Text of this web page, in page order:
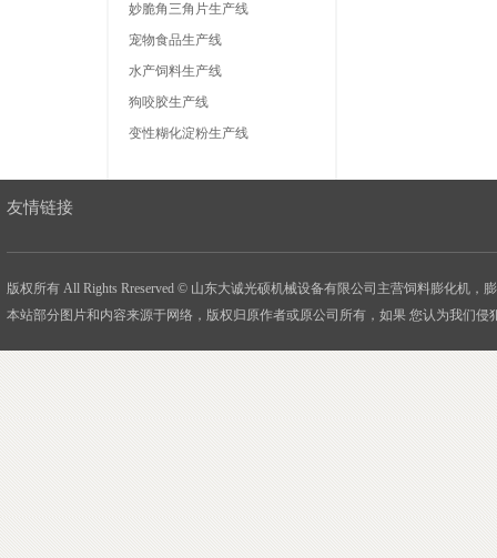
妙脆角三角片生产线
宠物食品生产线
水产饲料生产线
狗咬胶生产线
变性糊化淀粉生产线
友情链接
版权所有 All Rights Rreserved © 山东大诚光硕机械设备有限公司主营饲料膨化机，
本站部分图片和内容来源于网络，版权归原作者或原公司所有，如果 您认为我们侵